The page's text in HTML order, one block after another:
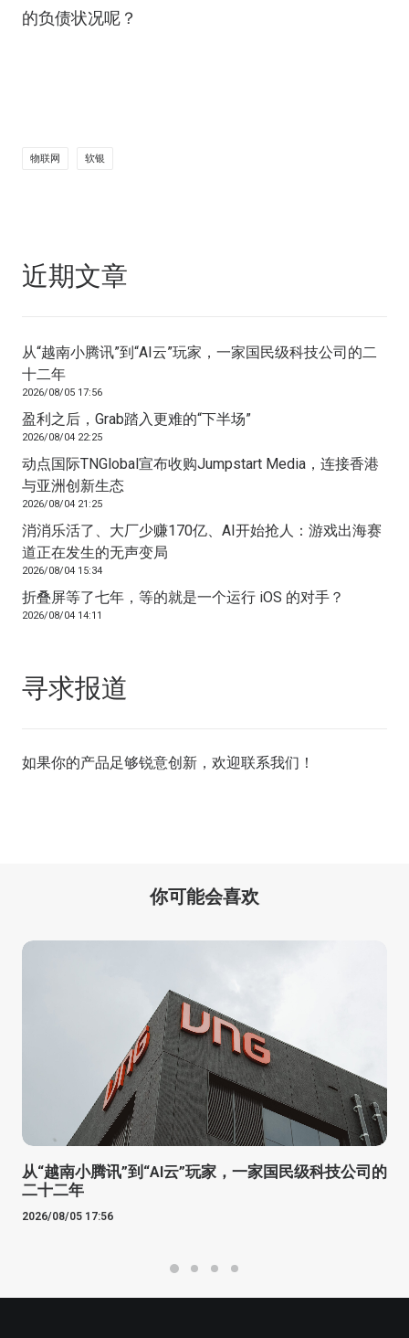
的负债状况呢？
物联网 软银
近期文章
从“越南小腾讯”到“AI云”玩家，一家国民级科技公司的二
十二年
2026/08/05 17:56
盈利之后，Grab踏入更难的“下半场”
2026/08/04 22:25
动点国际TNGlobal宣布收购Jumpstart Media，连接香港
与亚洲创新生态
2026/08/04 21:25
消消乐活了、大厂少赚170亿、AI开始抢人：游戏出海赛
道正在发生的无声变局
2026/08/04 15:34
折叠屏等了七年，等的就是一个运行 iOS 的对手？
2026/08/04 14:11
寻求报道
如果你的产品足够锐意创新，欢迎联系我们 ！
你可能会喜欢
从“越南小腾讯”到“AI云”玩家，一家国民级科技公司的
二十二年
2026/08/05 17:56